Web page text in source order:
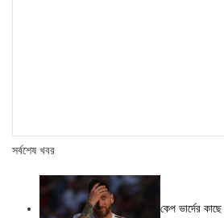
সর্বশেষ খবর
কেপ ভার্দের কাছে